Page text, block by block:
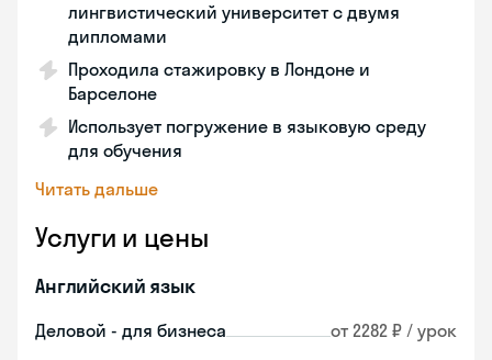
лингвистический университет с двумя
дипломами
Проходила стажировку в Лондоне и
Барселоне
Использует погружение в языковую среду
для обучения
Читать дальше
Услуги и цены
Английский язык
Деловой - для бизнеса от 2282 ₽ / урок